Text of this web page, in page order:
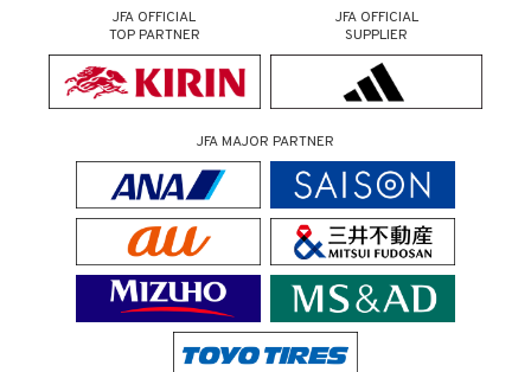
JFA OFFICIAL
TOP PARTNER
JFA OFFICIAL
SUPPLIER
JFA MAJOR PARTNER